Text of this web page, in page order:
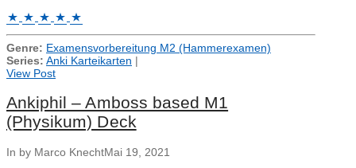
Genre: Examensvorbereitung M2 (Hammerexamen)
Series: Anki Karteikarten |
View Post
Ankiphil – Amboss based M1
(Physikum) Deck
In by Marco KnechtMai 19, 2021